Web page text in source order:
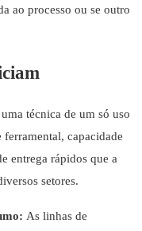
ao processo ou se outro
técnica de um só uso
capacidade
entrega rápidos que a
setores.
As linhas de